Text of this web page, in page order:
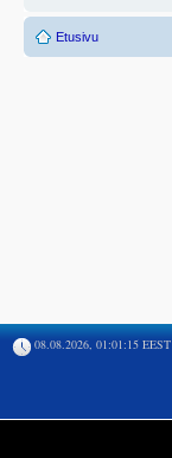
Etusivu
08.08.2026, 01:01:15 EEST